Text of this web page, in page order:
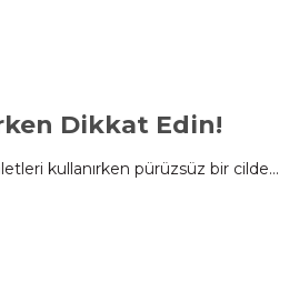
Dikkat Edin!
kullanırken pürüzsüz bir cilde...